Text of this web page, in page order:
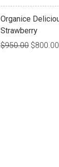
Organice
Strawberry
$950.00 $800.00